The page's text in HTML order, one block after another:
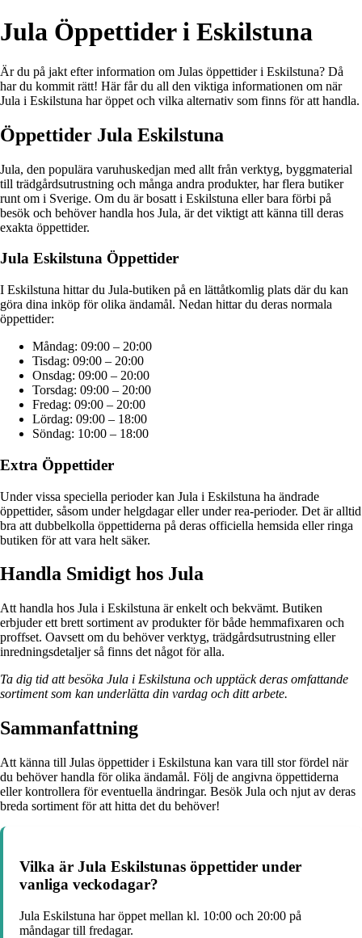
Jula Öppettider i Eskilstuna
Är du på jakt efter information om Julas öppettider i Eskilstuna? Då
har du kommit rätt! Här får du all den viktiga informationen om när
Jula i Eskilstuna har öppet och vilka alternativ som finns för att handla.
Öppettider Jula Eskilstuna
Jula, den populära varuhuskedjan med allt från verktyg, byggmaterial
till trädgårdsutrustning och många andra produkter, har flera butiker
runt om i Sverige. Om du är bosatt i Eskilstuna eller bara förbi på
besök och behöver handla hos Jula, är det viktigt att känna till deras
exakta öppettider.
Jula Eskilstuna Öppettider
I Eskilstuna hittar du Jula-butiken på en lättåtkomlig plats där du kan
göra dina inköp för olika ändamål. Nedan hittar du deras normala
öppettider:
Måndag: 09:00 – 20:00
Tisdag: 09:00 – 20:00
Onsdag: 09:00 – 20:00
Torsdag: 09:00 – 20:00
Fredag: 09:00 – 20:00
Lördag: 09:00 – 18:00
Söndag: 10:00 – 18:00
Extra Öppettider
Under vissa speciella perioder kan Jula i Eskilstuna ha ändrade
öppettider, såsom under helgdagar eller under rea-perioder. Det är alltid
bra att dubbelkolla öppettiderna på deras officiella hemsida eller ringa
butiken för att vara helt säker.
Handla Smidigt hos Jula
Att handla hos Jula i Eskilstuna är enkelt och bekvämt. Butiken
erbjuder ett brett sortiment av produkter för både hemmafixaren och
proffset. Oavsett om du behöver verktyg, trädgårdsutrustning eller
inredningsdetaljer så finns det något för alla.
Ta dig tid att besöka Jula i Eskilstuna och upptäck deras omfattande
sortiment som kan underlätta din vardag och ditt arbete.
Sammanfattning
Att känna till Julas öppettider i Eskilstuna kan vara till stor fördel när
du behöver handla för olika ändamål. Följ de angivna öppettiderna
eller kontrollera för eventuella ändringar. Besök Jula och njut av deras
breda sortiment för att hitta det du behöver!
Vilka är Jula Eskilstunas öppettider under
vanliga veckodagar?
Jula Eskilstuna har öppet mellan kl. 10:00 och 20:00 på
måndagar till fredagar.